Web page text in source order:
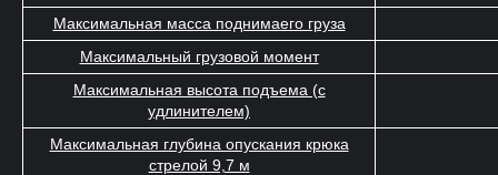
Максимальная масса поднимаего груза
Максимальный грузовой момент
Максимальная высота подъема (c
удлинителем)
Максимальная глубина опускания крюка
стрелой 9,7 м